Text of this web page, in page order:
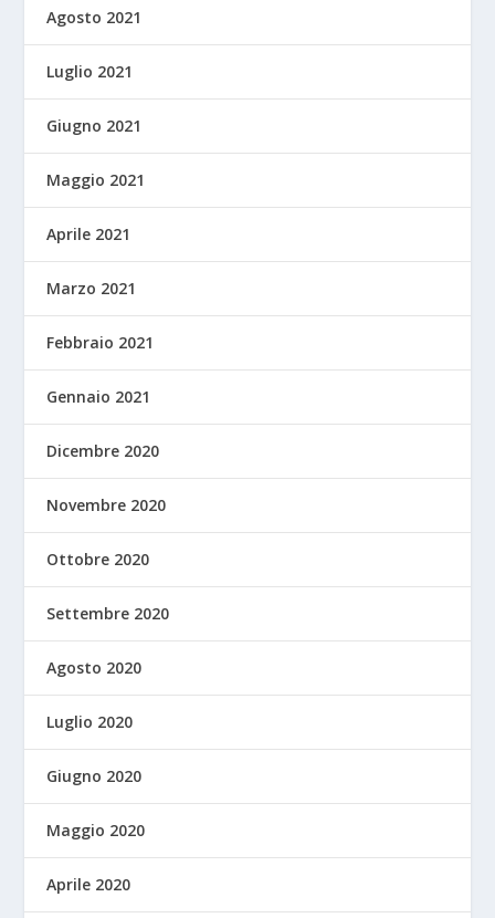
Agosto 2021
Luglio 2021
Giugno 2021
Maggio 2021
Aprile 2021
Marzo 2021
Febbraio 2021
Gennaio 2021
Dicembre 2020
Novembre 2020
Ottobre 2020
Settembre 2020
Agosto 2020
Luglio 2020
Giugno 2020
Maggio 2020
Aprile 2020